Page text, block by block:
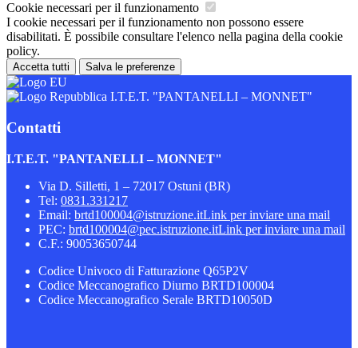
Cookie necessari per il funzionamento
I cookie necessari per il funzionamento non possono essere
disabilitati. È possibile consultare l'elenco nella pagina della cookie
policy.
Accetta tutti Salva le preferenze
I.T.E.T. "PANTANELLI – MONNET"
Contatti
I.T.E.T. "PANTANELLI – MONNET"
Via D. Silletti, 1 – 72017 Ostuni (BR)
Tel: 0831.331217
Email: brtd100004@istruzione.itLink per inviare una mail
PEC: brtd100004@pec.istruzione.itLink per inviare una mail
C.F.: 90053650744
Codice Univoco di Fatturazione Q65P2V
Codice Meccanografico Diurno BRTD100004
Codice Meccanografico Serale BRTD10050D